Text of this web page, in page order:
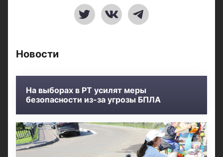
Новости
На выборах в РТ усилят меры
безопасности из-за угрозы БПЛА